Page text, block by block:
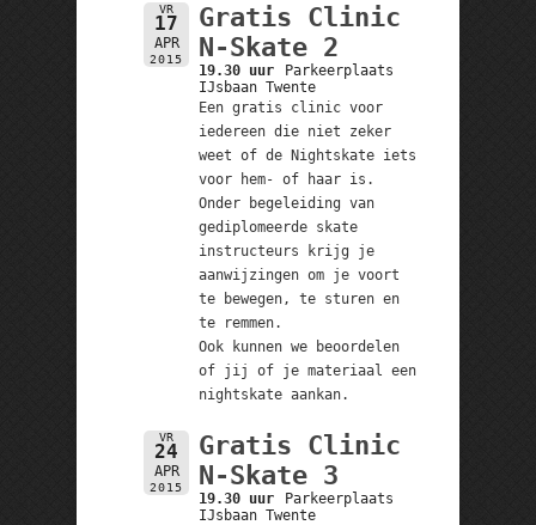
VR
17
APR
2015
Gratis Clinic
N-Skate 2
19.30 uur
Parkeerplaats
IJsbaan Twente
Een gratis clinic voor
iedereen die niet zeker
weet of de Nightskate iets
voor hem- of haar is.
Onder begeleiding van
gediplomeerde skate
instructeurs krijg je
aanwijzingen om je voort
te bewegen, te sturen en
te remmen.
Ook kunnen we beoordelen
of jij of je materiaal een
nightskate aankan.
VR
24
APR
2015
Gratis Clinic
N-Skate 3
19.30 uur
Parkeerplaats
IJsbaan Twente